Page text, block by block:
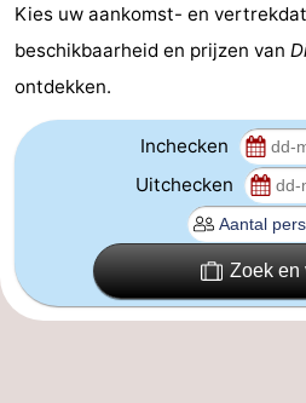
en
drinken
Haaientanden
Zeehonden
Praktisch
Forum
Kies uw aankomst- en
beschikbaarheid en prijzen van
ontdekken.
Inchecken
Uitchecken
Zoek en